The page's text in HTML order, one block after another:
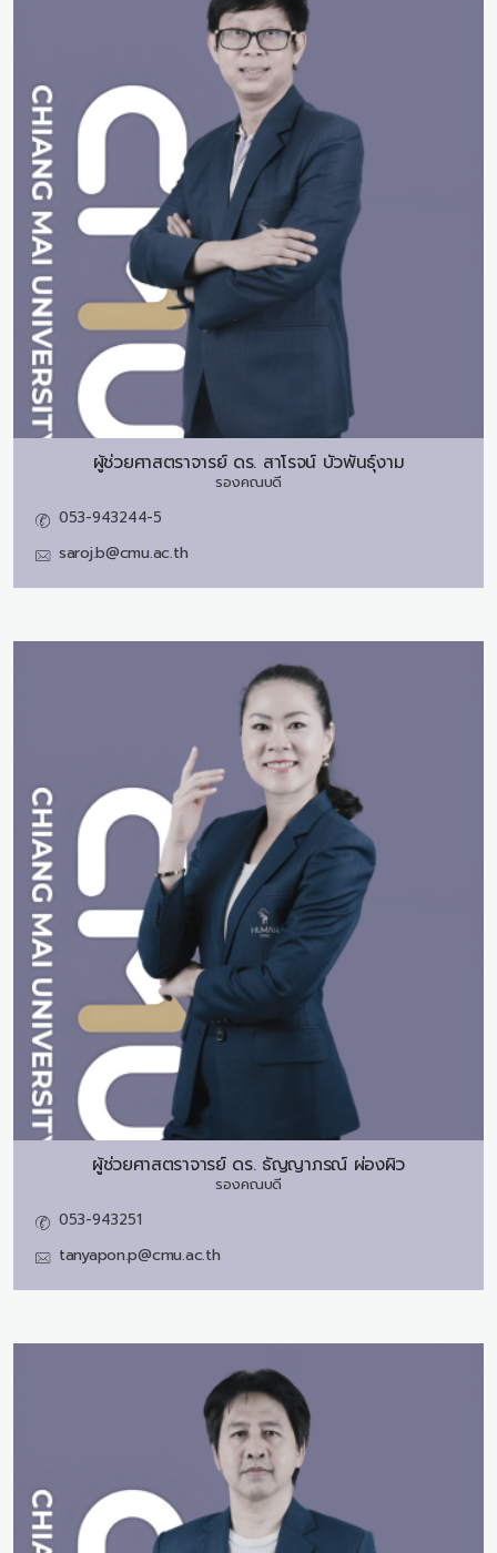
ผู้ช่วยศาสตราจารย์ ดร. สาโรจน์ บัวพันธุ์งาม
รองคณบดี
053-943244-5
saroj.b@cmu.ac.th
ผู้ช่วยศาสตราจารย์ ดร. ธัญญาภรณ์ ผ่องผิว
รองคณบดี
053-943251
tanyapon.p@cmu.ac.th